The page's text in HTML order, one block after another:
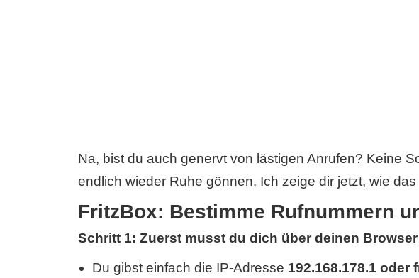
Na, bist du auch genervt von lästigen Anrufen? Keine
endlich wieder Ruhe gönnen. Ich zeige dir jetzt, wie
FritzBox: Bestimme Rufnummern
Schritt 1: Zuerst musst du dich über deinen
Du gibst einfach die IP-Adresse 192.168.178.1 oder